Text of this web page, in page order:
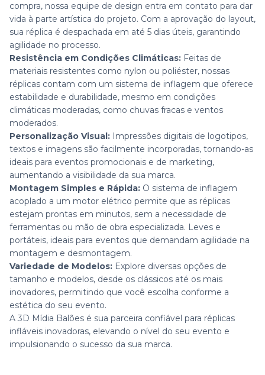
compra, nossa equipe de design entra em contato para dar
vida à parte artística do projeto. Com a aprovação do layout,
sua réplica é despachada em até 5 dias úteis, garantindo
agilidade no processo.
Resistência em Condições Climáticas: Feitas de
materiais resistentes como nylon ou poliéster, nossas
réplicas contam com um sistema de inflagem que oferece
estabilidade e durabilidade, mesmo em condições
climáticas moderadas, como chuvas fracas e ventos
moderados.
Personalização Visual: Impressões digitais de logotipos,
textos e imagens são facilmente incorporadas, tornando-as
ideais para eventos promocionais e de marketing,
aumentando a visibilidade da sua marca.
Montagem Simples e Rápida: O sistema de inflagem
acoplado a um motor elétrico permite que as réplicas
estejam prontas em minutos, sem a necessidade de
ferramentas ou mão de obra especializada. Leves e
portáteis, ideais para eventos que demandam agilidade na
montagem e desmontagem.
Variedade de Modelos: Explore diversas opções de
tamanho e modelos, desde os clássicos até os mais
inovadores, permitindo que você escolha conforme a
estética do seu evento.
A 3D Mídia Balões é sua parceira confiável para réplicas
infláveis inovadoras, elevando o nível do seu evento e
impulsionando o sucesso da sua marca.